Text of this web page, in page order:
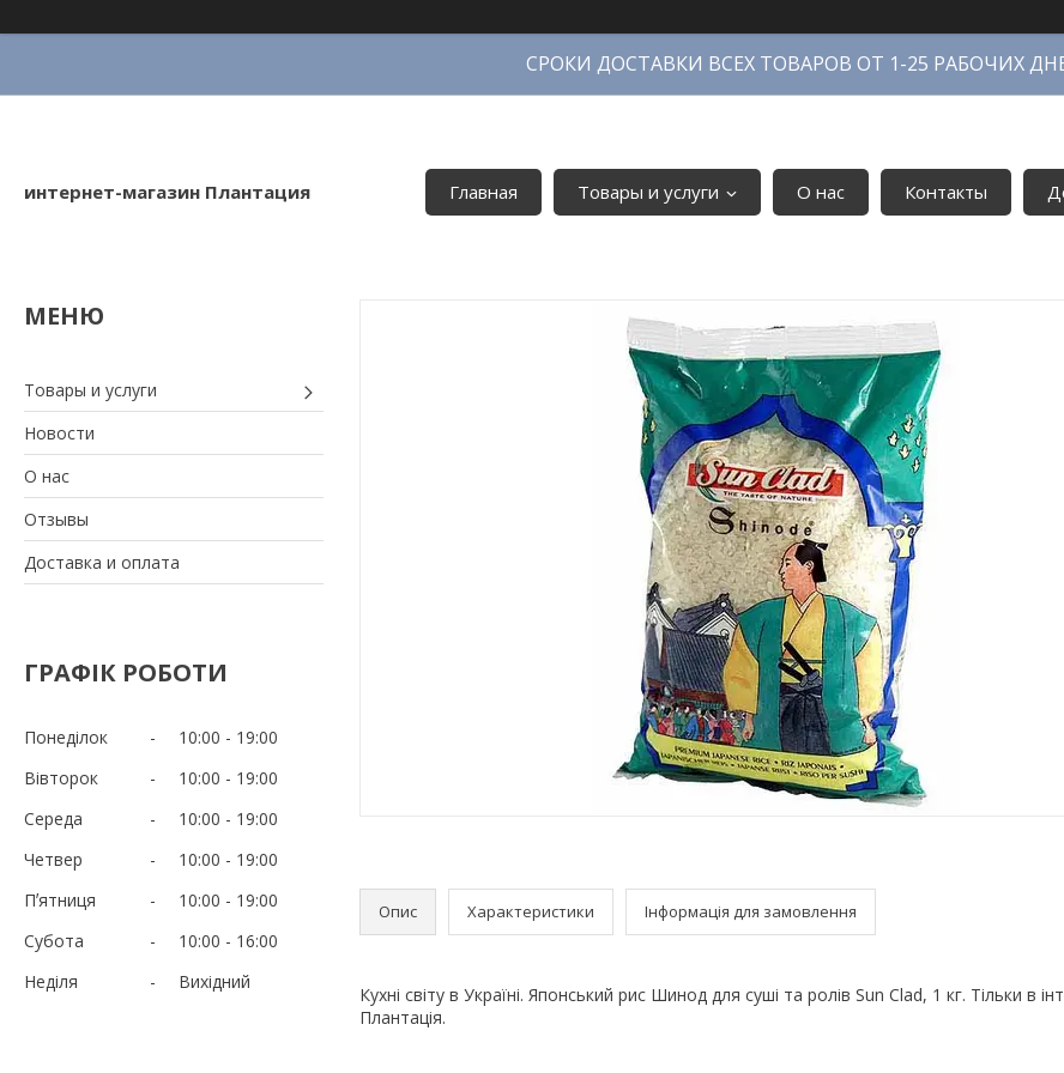
СРОКИ ДОСТАВКИ ВСЕХ ТОВАРОВ ОТ 1-25 РАБОЧИХ
интернет-магазин Плантация Главная Товары и услуги О нас Контакты
Товары и услуги
Новости
О нас
Отзывы
Доставка и оплата
ГРАФІК РОБОТИ
Понеділок 10:00
19:00
Вівторок
10:00
19:00
Середа
10:00
19:00
Четвер
10:00
19:00
Пʼятниця
10:00
19:00
Субота
10:00
16:00
Неділя
Вихідний
Опис Характеристики Інформація для замовлення
Кухні світу в Україні. Японський рис Шинод для суші та ролів Sun Clad, 1 кг. Тільки в
Плантація.